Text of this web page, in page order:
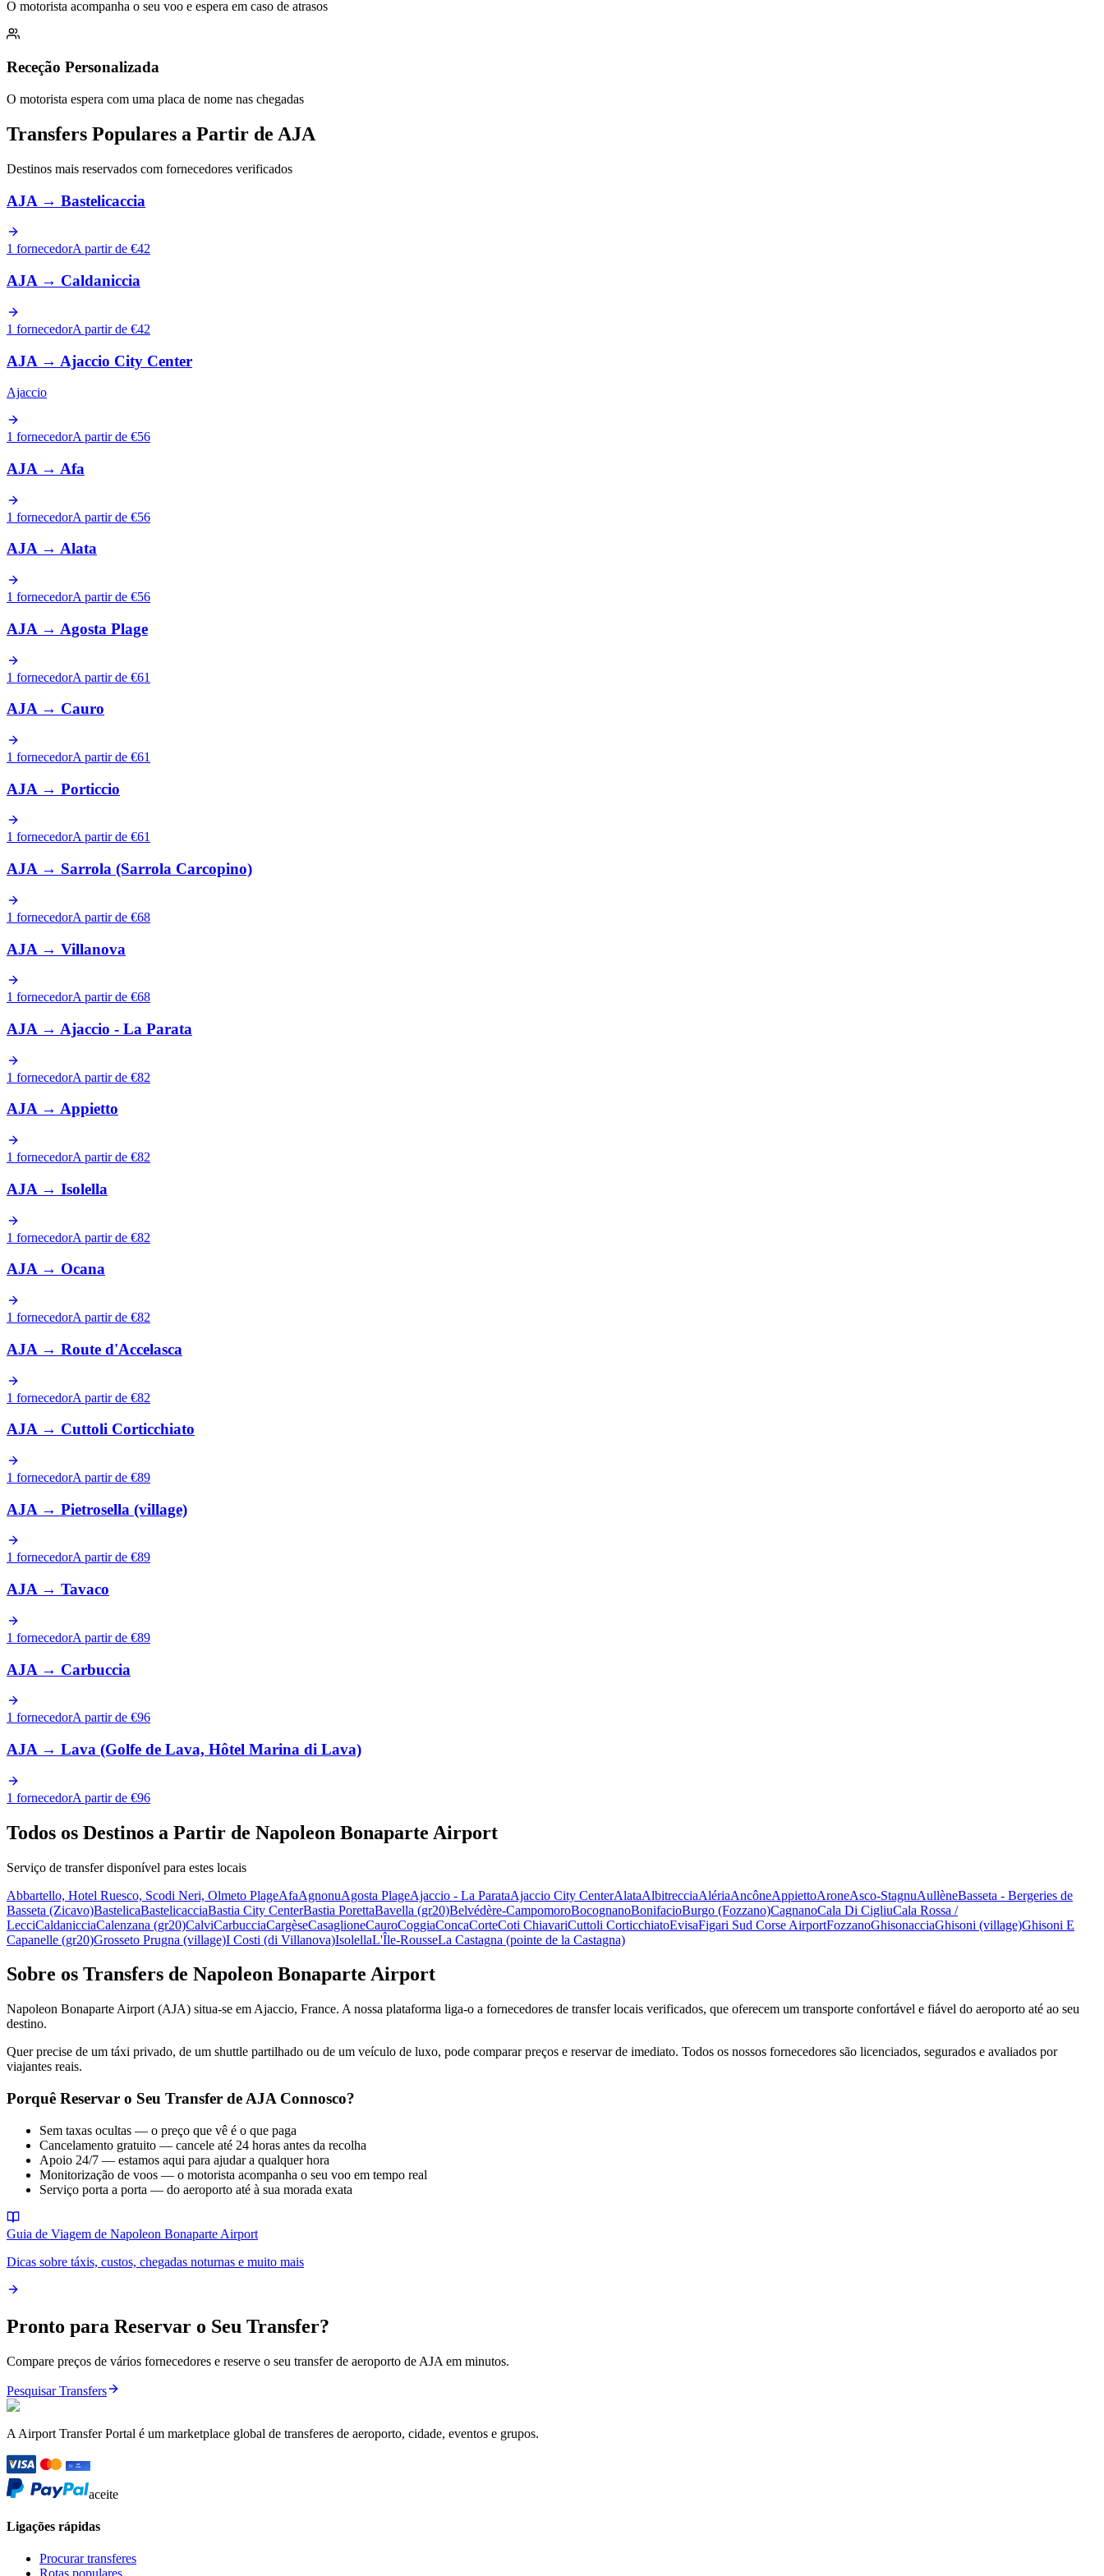
O motorista acompanha o seu voo e espera em caso de atrasos
Receção Personalizada
O motorista espera com uma placa de nome nas chegadas
Transfers Populares a Partir de AJA
Destinos mais reservados com fornecedores verificados
AJA → Bastelicaccia
1 fornecedorA partir de €42
AJA → Caldaniccia
1 fornecedorA partir de €42
AJA → Ajaccio City Center
Ajaccio
1 fornecedorA partir de €56
AJA → Afa
1 fornecedorA partir de €56
AJA→ Alata
1 fornecedorA partir de €56
AJA → Agosta Plage
1 fornecedorA partir de €61
AJA→ Cauro
1 fornecedorA partir de €61
AJA → Porticcio
1 fornecedorA partir de €61
AJA → Sarrola (Sarrola Carcopino)
1 fornecedorA partir de €68
AJA → Villanova
1 fornecedorA partir de €68
AJA → Ajaccio - La Parata
1 fornecedorA partir de €82
AJA→ Appietto
1 fornecedorA partir de €82
AJA → Isolella
1 fornecedorA partir de €82
AJA→ Ocana
1 fornecedorA partir de €82
AJA → Route d'Accelasca
1 fornecedorA partir de €82
AJA→ Cuttoli Corticchiato
1 fornecedorA partir de €89
AJA → Pietrosella (village)
1 fornecedorA partir de €89
AJA → Tavaco
1 fornecedorA partir de €89
AJA → Carbuccia
1 fornecedorA partir de €96
AJA → Lava (Golfe de Lava, Hôtel Marina di Lava)
1 fornecedorA partir de €96
Todos os Destinos a Partir de Napoleon Bonaparte Airport
Serviço de transfer disponível para estes locais
Abbartello, Hotel Ruesco, Scodi Neri, Olmeto PlageAfaAgnonuAgosta PlageAjaccio - La ParataAjaccio City CenterAlataAlbitrecciaAlériaAncôneAppiettoAroneAsco-StagnuAullèneBasseta - Bergeries de
Basseta (Zicavo)BastelicaBastelicacciaBastia City CenterBastia PorettaBavella (gr20)Belvédère-CampomoroBocognanoBonifacioBurgo (Fozzano)CagnanoCala Di CigliuCala Rossa /
LecciCaldanicciaCalenzana (gr20)CalviCarbucciaCargèseCasaglioneCauroCoggiaConcaCorteCoti ChiavariCuttoli CorticchiatoEvisaFigari Sud Corse AirportFozzanoGhisonacciaGhisoni (village)Ghisoni E
Capanelle (gr20)Grosseto Prugna (village)I Costi (di Villanova)IsolellaL'Île-RousseLa Castagna (pointe de la Castagna)
Sobre os Transfers de Napoleon Bonaparte Airport
Napoleon Bonaparte Airport (AJA) situa-se em Ajaccio, France. A nossa plataforma liga-o a fornecedores de transfer locais verificados, que oferecem um transporte confortável e fiável do aeroporto até ao seu
destino.
Quer precise de um táxi privado, de um shuttle partilhado ou de um veículo de luxo, pode comparar preços e reservar de imediato. Todos os nossos fornecedores são licenciados, segurados e avaliados por
viajantes reais.
Porquê Reservar o Seu Transfer de AJA Connosco?
Sem taxas ocultas — o preço que vê é o que paga
Cancelamento gratuito — cancele até 24 horas antes da recolha
Apoio 24/7 — estamos aqui para ajudar a qualquer hora
Monitorização de voos — o motorista acompanha o seu voo em tempo real
Serviço porta a porta — do aeroporto até à sua morada exata
Guia de Viagem de Napoleon Bonaparte Airport
Dicas sobre táxis, custos, chegadas noturnas e muito mais
Pronto para Reservar o Seu Transfer?
Compare preços de vários fornecedores e reserve o seu transfer de aeroporto de AJA em minutos.
Pesquisar Transfers
A Airport Transfer Portal é um marketplace global de transferes de aeroporto, cidade, eventos e grupos.
aceite
Ligações rápidas
Procurar transferes
Rotas populares